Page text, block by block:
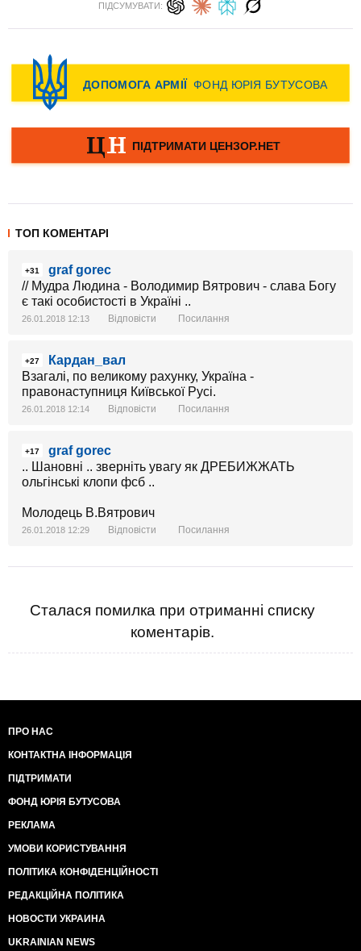
ПІДСУМУВАТИ:
ТОП КОМЕНТАРІ
+31
graf gorec
// Мудра Людина - Володимир Вятрович - слава Богу
є такі особистості в Україні ..
26.01.2018 12:13 Відповісти Посилання
+27
Кардан_вал
Взагалі, по великому рахунку, Україна -
правонаступниця Київської Русі.
26.01.2018 12:14 Відповісти Посилання
+17
graf gorec
.. Шановні .. зверніть увагу як ДРЕБИЖЖАТЬ
ольгінські клопи фсб ..
Молодець В.Вятрович
26.01.2018 12:29 Відповісти Посилання
Сталася помилка при отриманні списку
коментарів.
ПРО НАС
КОНТАКТНА ІНФОРМАЦІЯ
ПІДТРИМАТИ
ФОНД ЮРІЯ БУТУСОВА
РЕКЛАМА
УМОВИ КОРИСТУВАННЯ
ПОЛІТИКА КОНФІДЕНЦІЙНОСТІ
РЕДАКЦІЙНА ПОЛІТИКА
НОВОСТИ УКРАИНА
UKRAINIAN NEWS